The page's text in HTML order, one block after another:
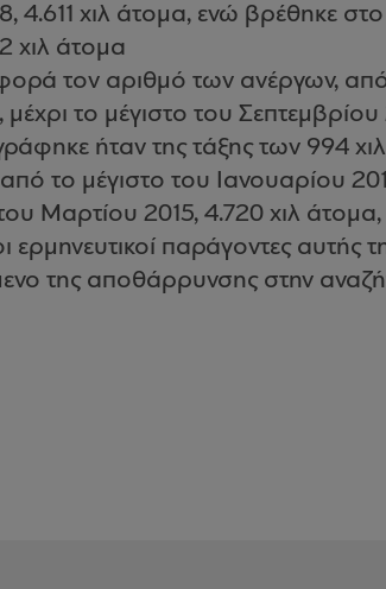
4.611 χιλ άτομα, ενώ βρέθηκε
χιλ άτομα
τον αριθμό των ανέργων,
μέχρι το μέγιστο του
ήταν της τάξης των 994
το μέγιστο του Ιανουαρίου
Μαρτίου 2015, 4.720 χιλ
ερμηνευτικοί παράγοντες
της αποθάρρυνσης στην